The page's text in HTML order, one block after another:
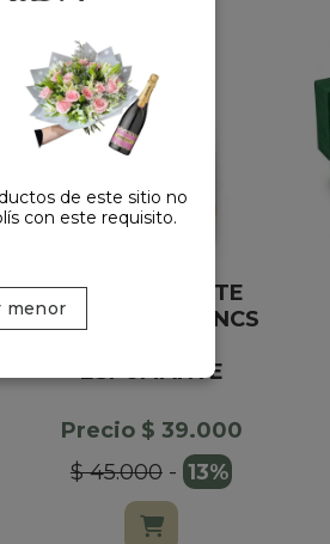
JASMINE WHITE
BLANC DE BLANCS
ESPUMANTE
Precio $ 39.000
$ 45.000- 13%
de este sitio no
con este requisito.